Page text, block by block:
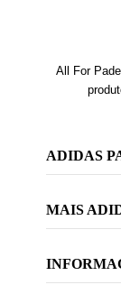
All For
ADIDAS
MAIS